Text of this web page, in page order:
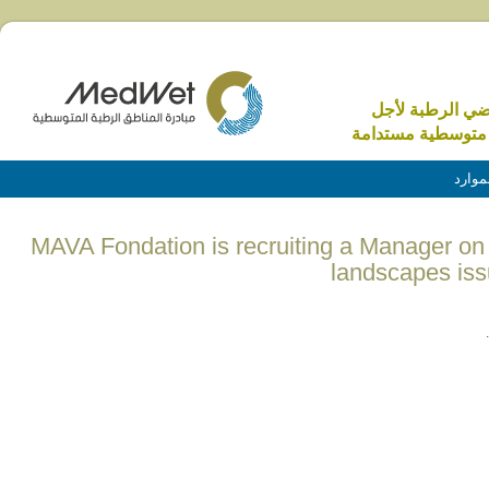
الرطبة لأجل
مستدامة
(English) MAVA Fondation is recruiting a Manager
landscapes
.